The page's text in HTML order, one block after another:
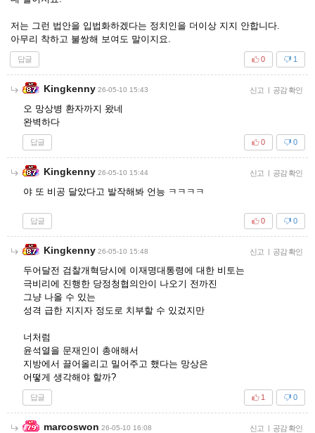
저는 그런 법안을 입법화하겠다는 정치인을 더이상 지지 안합니다.
아무리 착하고 불쌍해 보여도 말이지요.
답글 1
0
Kingkenny 26-05-10 15:43 신고 | 공감 확인
오 망상병 환자까지 왔네
완벽하다
답글 0
0
Kingkenny 26-05-10 15:44 신고 | 공감 확인
야 또 비공 달았다고 발작해봐 언능 ㅋㅋㅋㅋ
답글 0
0
Kingkenny 26-05-10 15:48 신고 | 공감 확인
두어달전 검찰개혁당시에 이재명대통령에 대한 비토는
극비리에 진행한 당정청협의안이 나오기 전까진
그냥 나올 수 있는
성격 급한 지지자 정도로 치부할 수 있겄지만
너처럼
윤석열을 문재인이 총애해서
지방에서 끌어올리고 밀어주고 했다는 망상은
어떻게 생각해야 할까?
답글 0
1
marcoswon 26-05-10 16:08 신고 | 공감 확인